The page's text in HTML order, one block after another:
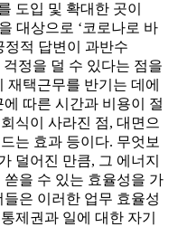
도입 및 확대한 곳이
대상으로 ‘코로나로 바
정적 답변이 과반수
정을 덜 수 있다는 점을
택근무를 반기는 데에
따른 시간과 비용이 절
식이 사라진 점, 대면으
는 효과 등이다. 무엇보
덜어진 만큼, 그 에너지
을 수 있는 효율성을 가
은 이러한 업무 효율성
제권과 일에 대한 자기